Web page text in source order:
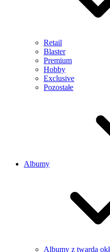
Retail
Blaster
Premium
Hobby
Exclusive
Pozostałe
Albumy
Albumy z twardą